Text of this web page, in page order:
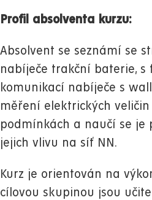
Profil absolventa kurzu:
Absolvent se seznámí se
nabíječe trakční baterie, s
komunikací nabíječe s
měření elektrických
podmínkách a naučí se je
jejich vlivu na síť NN.
Kurz je orientován na
cílovou skupinou jsou